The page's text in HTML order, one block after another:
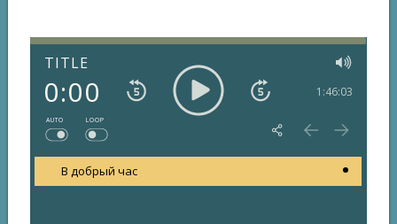
TITLE
0:00 1:46:03
AUTO LOOP
В добрый час